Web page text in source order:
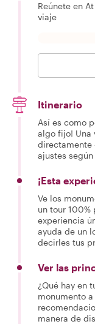
Reúnete en
viaje
Itinerario
Así es como
algo fijo! Una
directamente
ajustes
¡Esta
Ve los
un tour 100%
experiencia
ayuda de un
decirles tus
Ver las
¿Qué hay en
monumento
manera de